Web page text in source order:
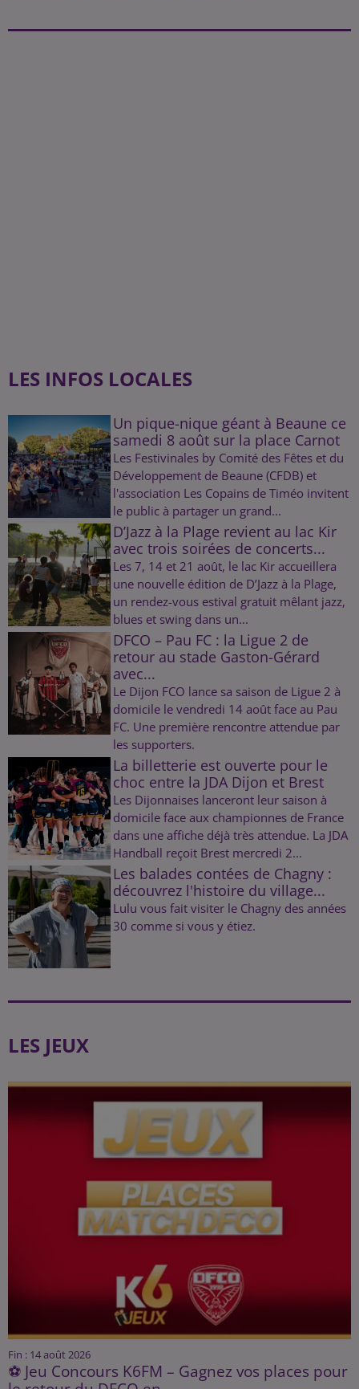
LES INFOS LOCALES
Un pique-nique géant à Beaune ce
samedi 8 août sur la place Carnot
Les Festivinales by Comité des Fêtes et du
Développement de Beaune (CFDB) et
l'association Les Copains de Timéo invitent
le public à partager un grand...
D’Jazz à la Plage revient au lac Kir
avec trois soirées de concerts...
Les 7, 14 et 21 août, le lac Kir accueillera
une nouvelle édition de D’Jazz à la Plage,
un rendez-vous estival gratuit mêlant jazz,
blues et swing dans un...
DFCO – Pau FC : la Ligue 2 de
retour au stade Gaston-Gérard
avec...
Le Dijon FCO lance sa saison de Ligue 2 à
domicile le vendredi 14 août face au Pau
FC. Une première rencontre attendue par
les supporters.
La billetterie est ouverte pour le
choc entre la JDA Dijon et Brest
Les Dijonnaises lanceront leur saison à
domicile face aux championnes de France
dans une affiche déjà très attendue. La JDA
Handball reçoit Brest mercredi 2...
Les balades contées de Chagny :
découvrez l'histoire du village...
Lulu vous fait visiter le Chagny des années
30 comme si vous y étiez.
LES JEUX
Fin : 14 août 2026
⚽ Jeu Concours K6FM – Gagnez vos places pour